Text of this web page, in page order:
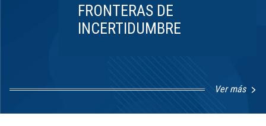
FRONTERAS DE
INCERTIDUMBRE
Ver más
1